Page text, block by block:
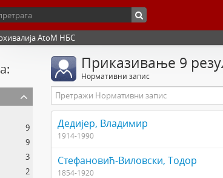
AtoM НБС
9
9
3
2
Приказивање 9
Нормативни запис
Дедијер, Владимир
1914-1990
Стефановић-Виловски, Тодор
1854-1920